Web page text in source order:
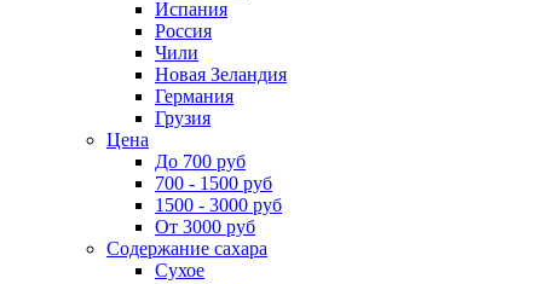
Испания
Россия
Чили
Новая Зеландия
Германия
Грузия
Цена
До 700 руб
700 - 1500 руб
1500 - 3000 руб
От 3000 руб
Содержание сахара
Сухое